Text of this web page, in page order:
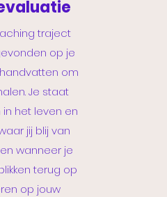
traject
op je
om
Je staat
het leven en
jij blij van
wanneer je
terug op
op jouw